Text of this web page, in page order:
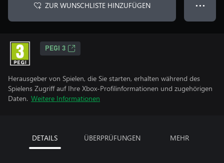
ZUR WUNSCHLISTE HINZUFÜGEN ● ● ●
PEGI 3
Herausgeber von Spielen, die Sie starten, erhalten während des
Spielens Zugriff auf Ihre Xbox-Profilinformationen und zugehörigen
Daten. Weitere Informationen
DETAILS ÜBERPRÜFUNGEN MEHR